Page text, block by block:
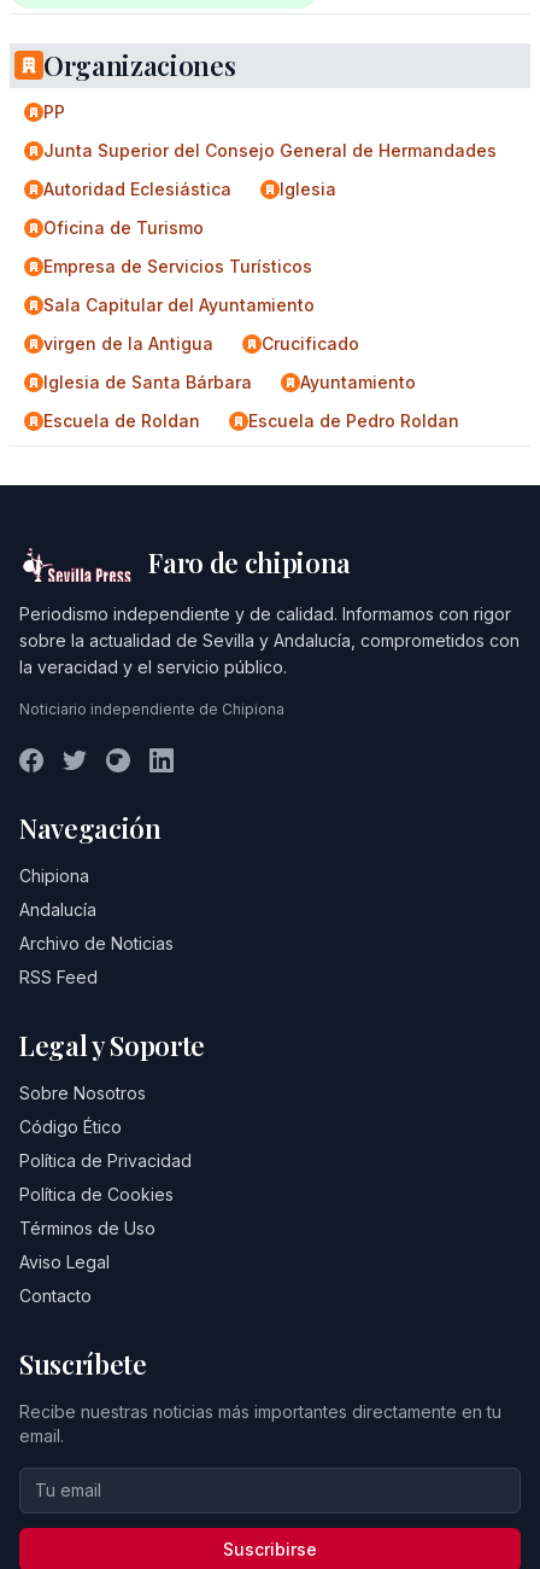
Organizaciones
PP
Junta Superior del Consejo General de Hermandades
Autoridad Eclesiástica
Iglesia
Oficina de Turismo
Empresa de Servicios Turísticos
Sala Capitular del Ayuntamiento
virgen de la Antigua
Crucificado
Iglesia de Santa Bárbara
Ayuntamiento
Escuela de Roldan
Escuela de Pedro Roldan
Faro de chipiona
Periodismo independiente y de calidad. Informamos con rigor
sobre la actualidad de Sevilla y Andalucía, comprometidos con
la veracidad y el servicio público.
Noticiario independiente de Chipiona
Navegación
Chipiona
Andalucía
Archivo de Noticias
RSS Feed
Legal y Soporte
Sobre Nosotros
Código Ético
Política de Privacidad
Política de Cookies
Términos de Uso
Aviso Legal
Contacto
Suscríbete
Recibe nuestras noticias más importantes directamente en tu
email.
Suscribirse